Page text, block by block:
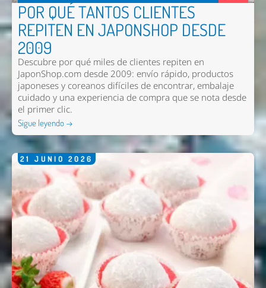
POR QUÉ TANTOS CLIENTES
REPITEN EN JAPONSHOP DESDE
2009
Descubre por qué miles de clientes repiten en
JaponShop.com desde 2009: envío rápido, productos
japoneses y coreanos difíciles de encontrar, embalaje
cuidado y una experiencia de compra que se nota desde
el primer clic.
Sigue leyendo →
21 JUNIO 2026